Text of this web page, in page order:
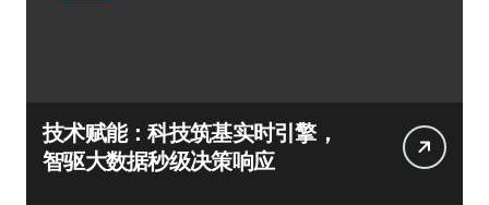
技术赋能：科技筑基实时引擎，
智驱大数据秒级决策响应